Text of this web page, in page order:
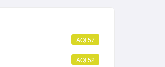
AQI 57
AQI 52